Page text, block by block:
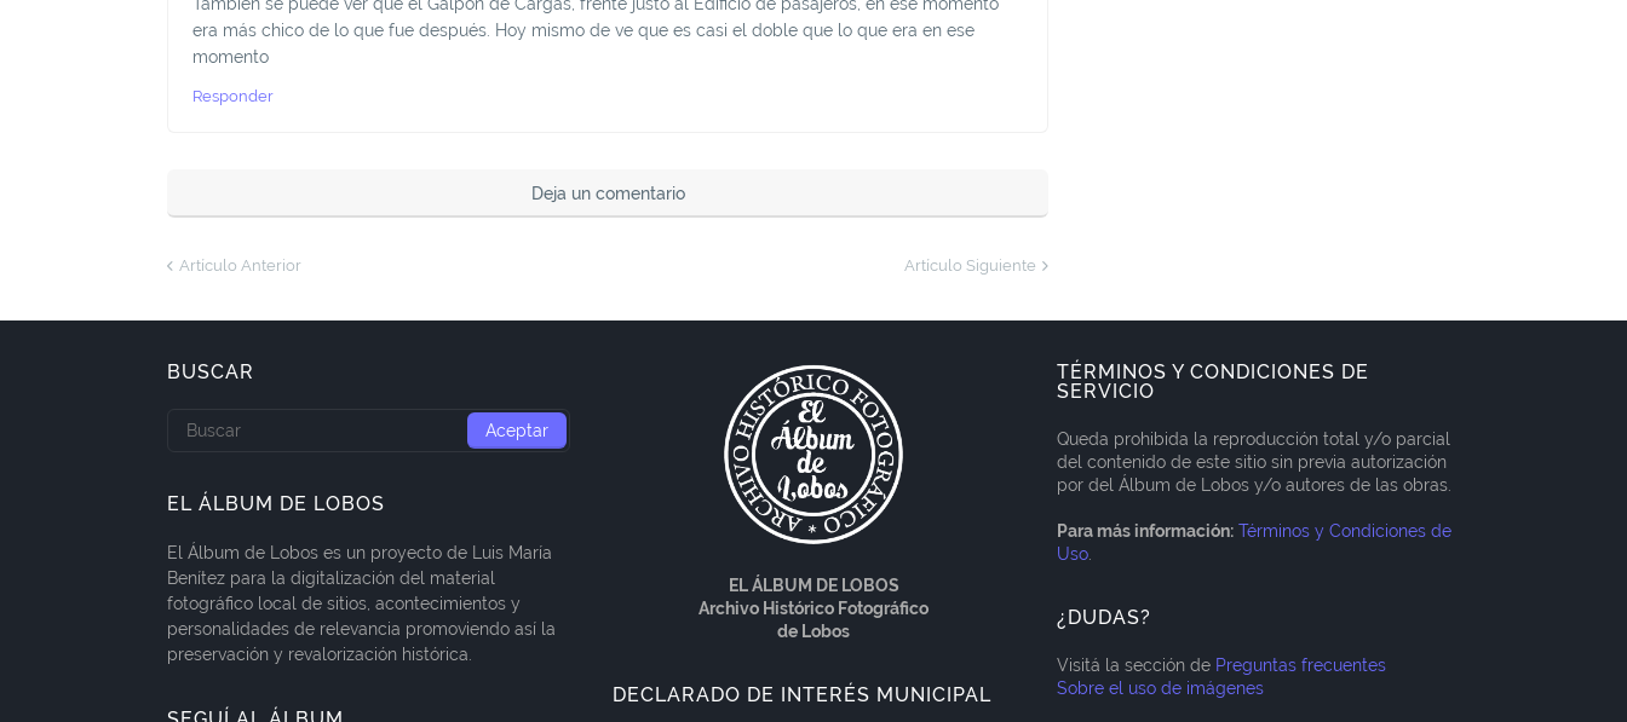
También se puede ver que el Galpón de Cargas, frente justo al Edificio de pasajeros, en ese momento
era más chico de lo que fue después. Hoy mismo de ve que es casi el doble que lo que era en ese
momento
Responder
Deja un comentario
Artículo Anterior Artículo Siguiente
BUSCAR
EL ÁLBUM DE LOBOS
El Álbum de Lobos es un proyecto de Luis María
Benítez para la digitalización del material
fotográfico local de sitios, acontecimientos y
personalidades de relevancia promoviendo así la
preservación y revalorización histórica.
EL ÁLBUM DE LOBOS
Archivo Histórico Fotográfico
de Lobos
DECLARADO DE INTERÉS MUNICIPAL
TÉRMINOS Y CONDICIONES DE
SERVICIO
Queda prohibida la reproducción total y/o parcial
del contenido de este sitio sin previa autorización
por del Álbum de Lobos y/o autores de las obras.
Para más información: Términos y Condiciones de
Uso.
¿DUDAS?
Visitá la sección de Preguntas frecuentes
Sobre el uso de imágenes